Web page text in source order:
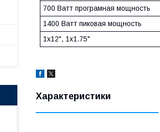
700 Ватт програмная мощность
1400 Ватт пиковая мощность
1x12", 1x1.75"
Характеристики